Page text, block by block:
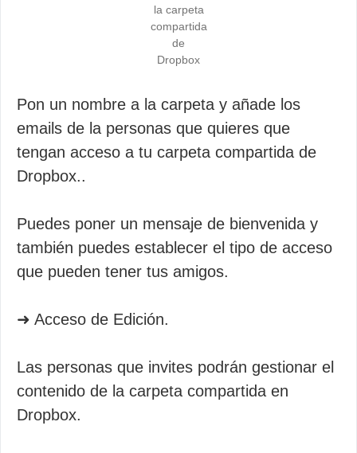
la carpeta
compartida
de
Dropbox
Pon un nombre a la carpeta y añade los
emails de la personas que quieres que
tengan acceso a tu carpeta compartida de
Dropbox..
Puedes poner un mensaje de bienvenida y
también puedes establecer el tipo de acceso
que pueden tener tus amigos.
➜ Acceso de Edición.
Las personas que invites podrán gestionar el
contenido de la carpeta compartida en
Dropbox.